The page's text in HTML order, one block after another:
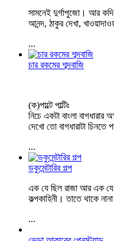
সামনেই দুর্গাপুজো। আর
আনন্দ, ঠাকুর দেখা,
...
চার রকমের শব্দবাজি
(ক)পাল্টে পাল্টিঃ
নিচে একটা বাংলা
দেখো তো বাগধারাটা চিনতে
...
ডকুমেন্টারির গল্প
এক যে ছিল রাজা আর এক যে
কল্পকাহিনী। তাতে থাকে
...